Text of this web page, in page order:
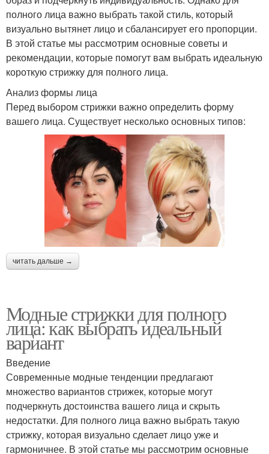
полного лица важно выбрать такой стиль, который
визуально вытянет лицо и сбалансирует его пропорции.
В этой статье мы рассмотрим основные советы и
рекомендации, которые помогут вам выбрать идеальную
короткую стрижку для полного лица.
Анализ формы лица
Перед выбором стрижки важно определить форму
вашего лица. Существует несколько основных типов:
читать дальше →
Модные стрижки для полного
лица: как выбрать идеальный
вариант
Введение
Современные модные тенденции предлагают
множество вариантов стрижек, которые могут
подчеркнуть достоинства вашего лица и скрыть
недостатки. Для полного лица важно выбрать такую
стрижку, которая визуально сделает лицо уже и
гармоничнее. В этой статье мы рассмотрим основные